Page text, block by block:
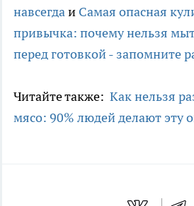
навсегдаи Самая опасная
привычка: почему нельзя
перед готовкой - запомните
Читайте также: Как нельзя
мясо: 90% людей делают эту